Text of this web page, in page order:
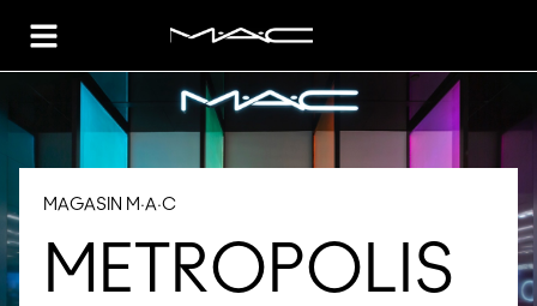
Toggle Header Menu
MAGASIN M·A·C
METROPOLIS